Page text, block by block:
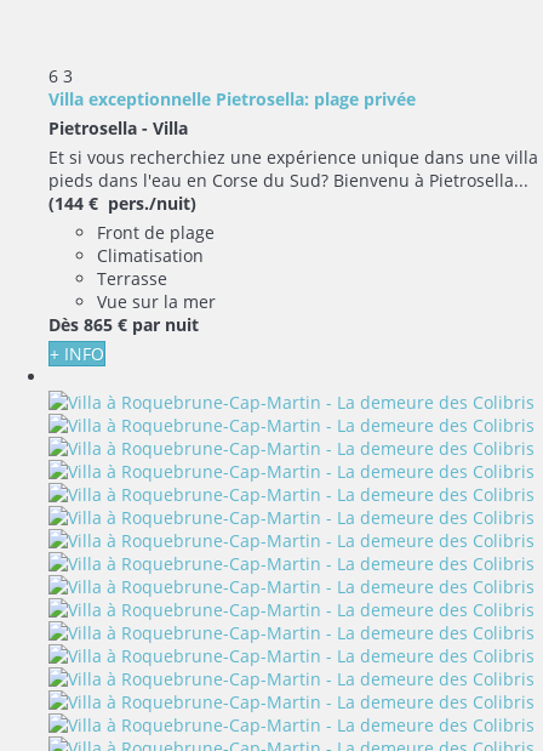
6 3
Villa exceptionnelle Pietrosella: plage privée
Pietrosella - Villa
Et si vous recherchiez une expérience unique dans une villa
pieds dans l'eau en Corse du Sud? Bienvenu à Pietrosella...
(144 € pers./nuit)
Front de plage
Climatisation
Terrasse
Vue sur la mer
Dès 865 € par nuit
+ INFO